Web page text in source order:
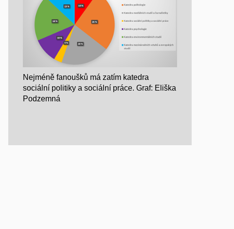
Nejméně fanoušků má zatím katedra
sociální politiky a sociální práce. Graf: Eliška
Podzemná